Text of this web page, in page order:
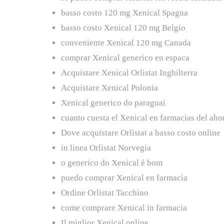
basso costo 120 mg Xenical Spagna
basso costo Xenical 120 mg Belgio
conveniente Xenical 120 mg Canada
comprar Xenical generico en espaсa
Acquistare Xenical Orlistat Inghilterra
Acquistare Xenical Polonia
Xenical generico do paraguai
cuanto cuesta el Xenical en farmacias del
Dove acquistare Orlistat a basso costo online
in linea Orlistat Norvegia
o generico do Xenical é bom
puedo comprar Xenical en farmacia
Ordine Orlistat Tacchino
come comprare Xenical in farmacia